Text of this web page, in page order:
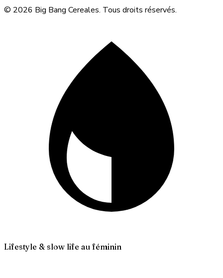
© 2026 Big Bang Cereales. Tous droits réservés.
Lifestyle & slow life au féminin